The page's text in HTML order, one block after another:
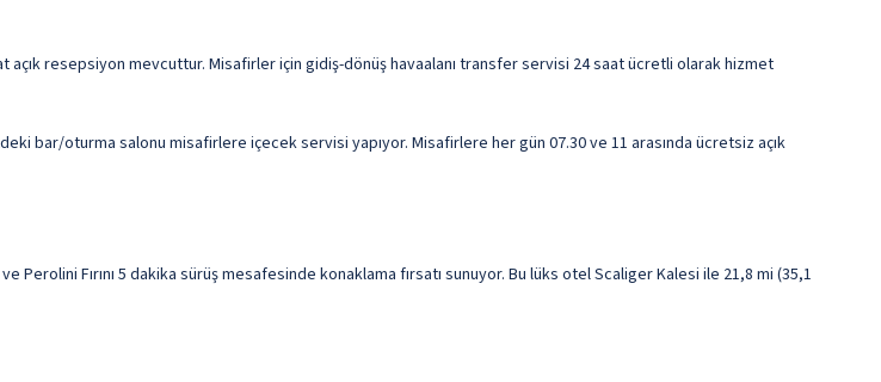
resepsiyon mevcuttur. Misafirler için gidiş-dönüş havaalanı transfer servisi 24 saat ücretli olarak hizmet
bar/oturma salonu misafirlere içecek servisi yapıyor. Misafirlere her gün 07.30 ve 11 arasında ücretsiz açık
Fırını 5 dakika sürüş mesafesinde konaklama fırsatı sunuyor. Bu lüks otel Scaliger Kalesi ile 21,8 mi (35,1